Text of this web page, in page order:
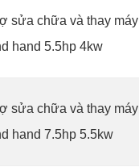
sửa chữa và thay máy
hand 5.5hp 4kw
sửa chữa và thay máy
hand 7.5hp 5.5kw